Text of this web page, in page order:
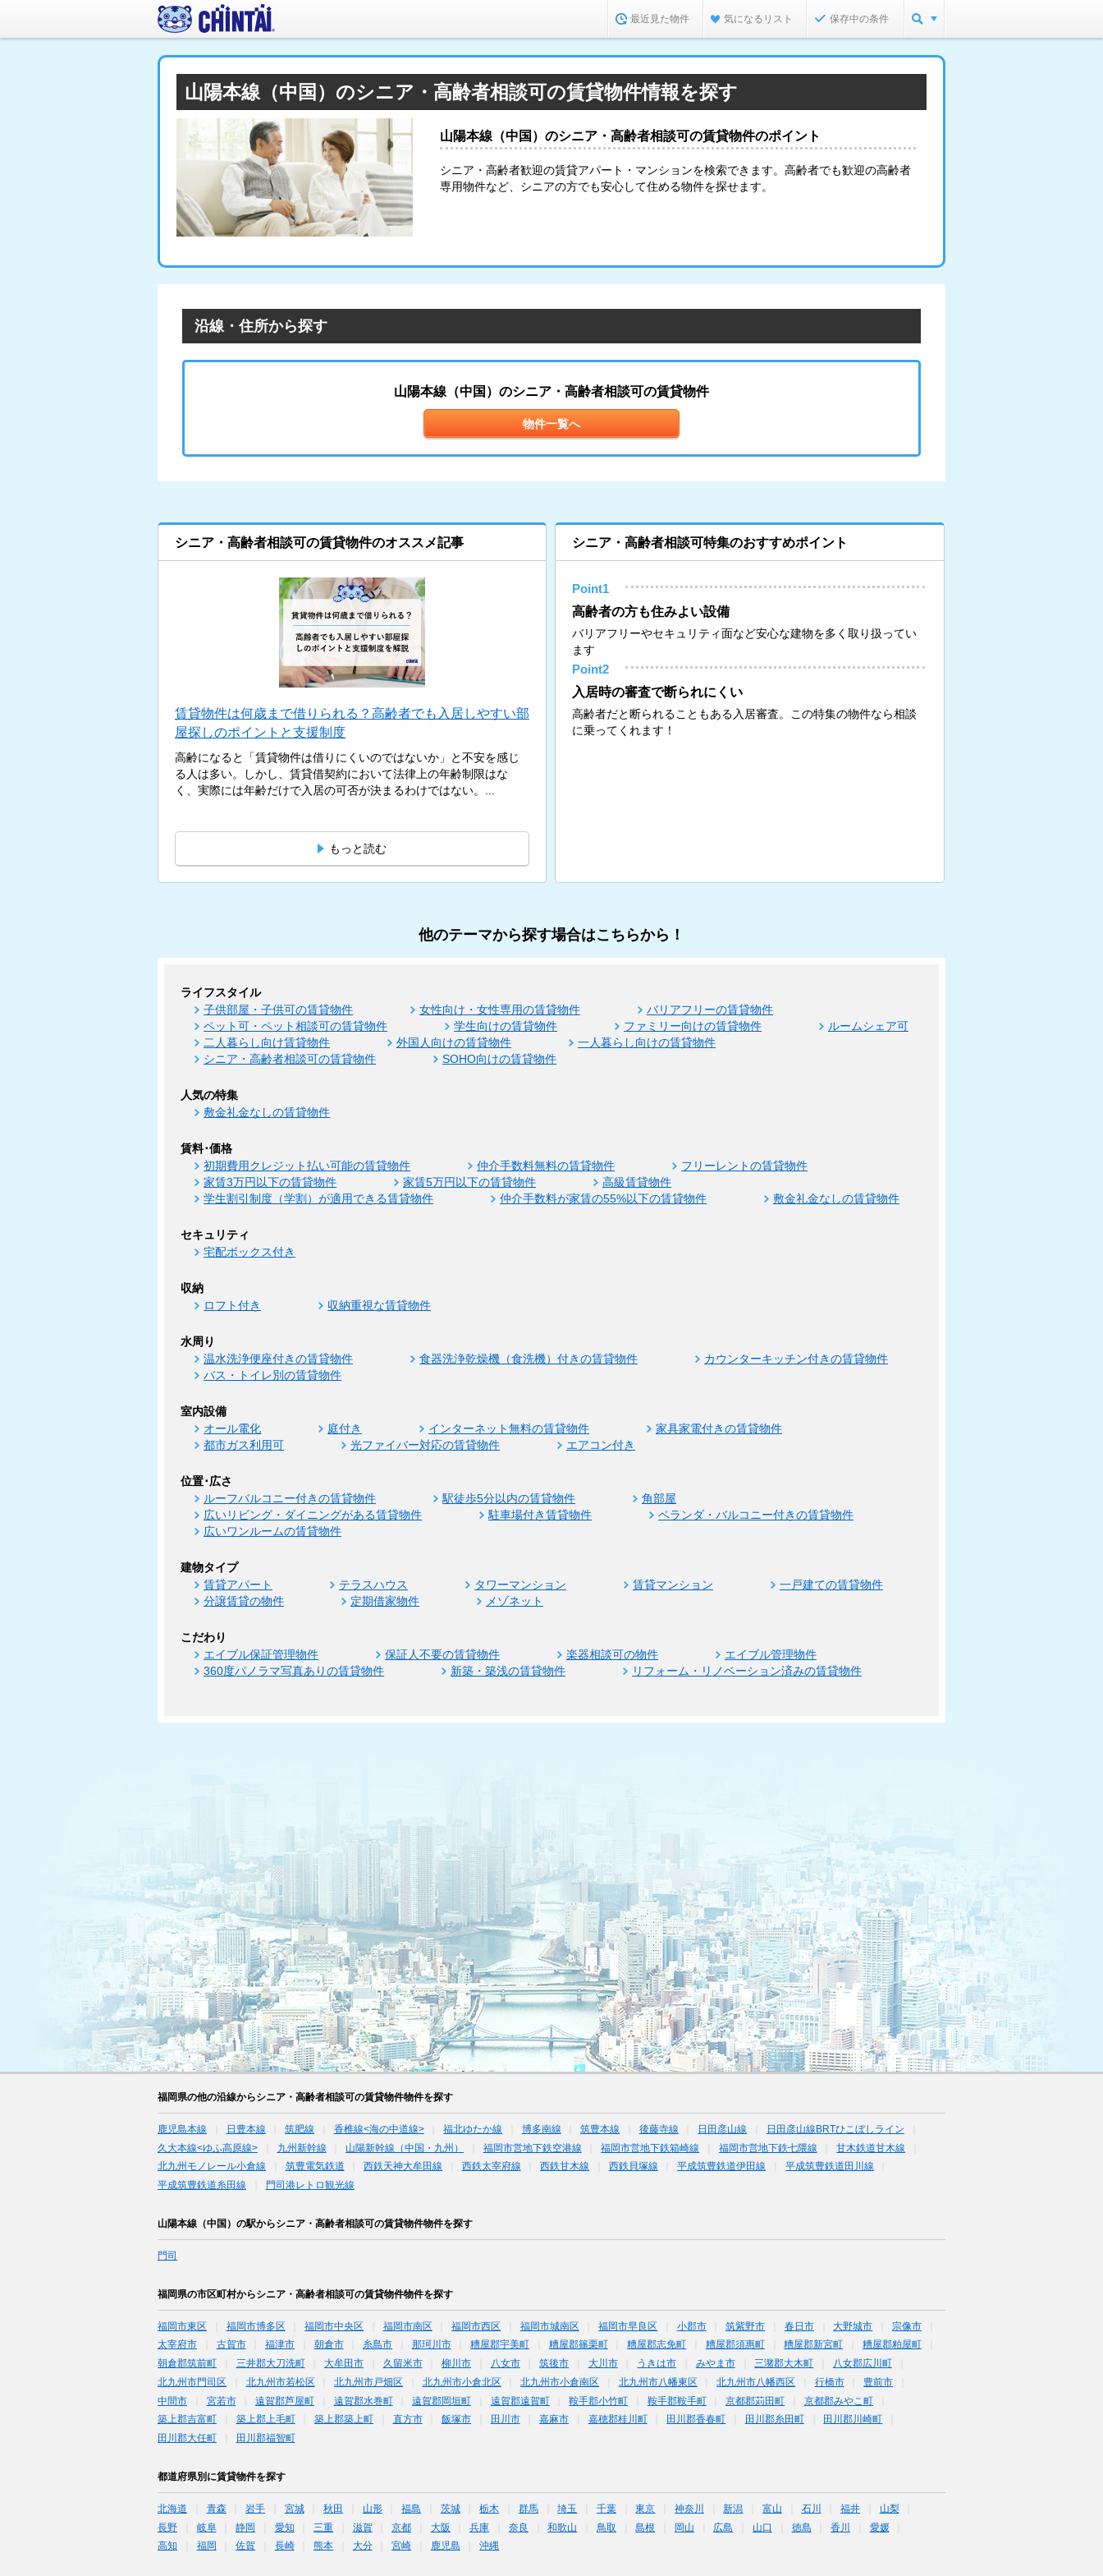
最近見た物件 気になるリスト 保存中の条件
山陽本線（中国）のシニア・高齢者相談可の賃貸物件情報を探す
山陽本線（中国）のシニア・高齢者相談可の賃貸物件のポイント
シニア・高齢者歓迎の賃貸アパート・マンションを検索できます。高齢者でも歓迎の高齢者
専用物件など、シニアの方でも安心して住める物件を探せます。
沿線・住所から探す
山陽本線（中国）のシニア・高齢者相談可の賃貸物件
物件一覧へ
シニア・高齢者相談可の賃貸物件のオススメ記事
賃貸物件は何歳まで借りられる？高齢者でも入居しやすい部
屋探しのポイントと支援制度
高齢になると「賃貸物件は借りにくいのではないか」と不安を感じ
る人は多い。しかし、賃貸借契約において法律上の年齢制限はな
く、実際には年齢だけで入居の可否が決まるわけではない。...
もっと読む
シニア・高齢者相談可特集のおすすめポイント
Point1
高齢者の方も住みよい設備
バリアフリーやセキュリティ面など安心な建物を多く取り扱ってい
ます
Point2
入居時の審査で断られにくい
高齢者だと断られることもある入居審査。この特集の物件なら相談
に乗ってくれます！
他のテーマから探す場合はこちらから！
ライフスタイル
子供部屋・子供可の賃貸物件 女性向け・女性専用の賃貸物件
バリアフリーの賃貸物件
ペット可・ペット相談可の賃貸物件
学生向けの賃貸物件 ファミリー向けの賃貸物件
ルームシェア可
二人暮らし向け賃貸物件
外国人向けの賃貸物件
一人暮らし向けの賃貸物件
シニア・高齢者相談可の賃貸物件
SOHO向けの賃貸物件
人気の特集
敷金礼金なしの賃貸物件
賃料･価格
初期費用クレジット払い可能の賃貸物件 仲介手数料無料の賃貸物件
フリーレントの賃貸物件
家賃3万円以下の賃貸物件
家賃5万円以下の賃貸物件
高級賃貸物件
学生割引制度（学割）が適用できる賃貸物件
仲介手数料が家賃の55%以下の賃貸物件 敷金礼金なしの賃貸物件
セキュリティ
宅配ボックス付き
収納
ロフト付き 収納重視な賃貸物件
水周り
温水洗浄便座付きの賃貸物件 食器洗浄乾燥機（食洗機）付きの賃貸物件
カウンターキッチン付きの賃貸物件
バス・トイレ別の賃貸物件
室内設備
オール電化 庭付き インターネット無料の賃貸物件
家具家電付きの賃貸物件
都市ガス利用可
光ファイバー対応の賃貸物件 エアコン付き
位置･広さ
ルーフバルコニー付きの賃貸物件 駅徒歩5分以内の賃貸物件
角部屋
広いリビング・ダイニングがある賃貸物件
駐車場付き賃貸物件
ベランダ・バルコニー付きの賃貸物件
広いワンルームの賃貸物件
建物タイプ
賃貸アパート テラスハウス タワーマンション 賃貸マンション
一戸建ての賃貸物件
分譲賃貸の物件
定期借家物件 メゾネット
こだわり
エイブル保証管理物件 保証人不要の賃貸物件 楽器相談可の物件
エイブル管理物件
360度パノラマ写真ありの賃貸物件
新築・築浅の賃貸物件 リフォーム・リノベーション済みの賃貸物件
福岡県の他の沿線からシニア・高齢者相談可の賃貸物件物件を探す
鹿児島本線 日豊本線 筑肥線 香椎線<海の中道線> 福北ゆたか線 博多南線 筑豊本線 後藤寺線 日田彦山線
日田彦山線BRTひこぼしライン
久大本線<ゆふ高原線>
九州新幹線 山陽新幹線（中国・九州） 福岡市営地下鉄空港線 福岡市営地下鉄箱崎線 福岡市営地下鉄七隈線
甘木鉄道甘木線
北九州モノレール小倉線
筑豊電気鉄道 西鉄天神大牟田線 西鉄太宰府線 西鉄甘木線 西鉄貝塚線 平成筑豊鉄道伊田線
平成筑豊鉄道田川線
平成筑豊鉄道糸田線
門司港レトロ観光線
山陽本線（中国）の駅からシニア・高齢者相談可の賃貸物件物件を探す
門司
福岡県の市区町村からシニア・高齢者相談可の賃貸物件物件を探す
福岡市東区 福岡市博多区 福岡市中央区 福岡市南区 福岡市西区 福岡市城南区 福岡市早良区 小郡市 筑紫野市 春日市 大野城市
宗像市
太宰府市
古賀市 福津市 朝倉市 糸島市 那珂川市 糟屋郡宇美町 糟屋郡篠栗町 糟屋郡志免町 糟屋郡須惠町 糟屋郡新宮町
糟屋郡粕屋町
朝倉郡筑前町
三井郡大刀洗町 大牟田市 久留米市 柳川市 八女市 筑後市 大川市 うきは市 みやま市 三潴郡大木町
八女郡広川町
北九州市門司区
北九州市若松区 北九州市戸畑区 北九州市小倉北区 北九州市小倉南区 北九州市八幡東区 北九州市八幡西区 行橋市
豊前市
中間市
宮若市 遠賀郡芦屋町 遠賀郡水巻町 遠賀郡岡垣町 遠賀郡遠賀町 鞍手郡小竹町 鞍手郡鞍手町 京都郡苅田町
京都郡みやこ町
築上郡吉富町
築上郡上毛町 築上郡築上町 直方市 飯塚市 田川市 嘉麻市 嘉穂郡桂川町 田川郡香春町 田川郡糸田町
田川郡川崎町
田川郡大任町
田川郡福智町
都道府県別に賃貸物件を探す
北海道 青森 岩手 宮城 秋田 山形 福島 茨城 栃木 群馬 埼玉 千葉 東京 神奈川 新潟 富山 石川 福井
山梨
長野
岐阜 静岡 愛知 三重 滋賀 京都 大阪 兵庫 奈良 和歌山 鳥取 島根 岡山 広島 山口 徳島 香川
愛媛
高知
福岡 佐賀 長崎 熊本 大分 宮崎 鹿児島 沖縄